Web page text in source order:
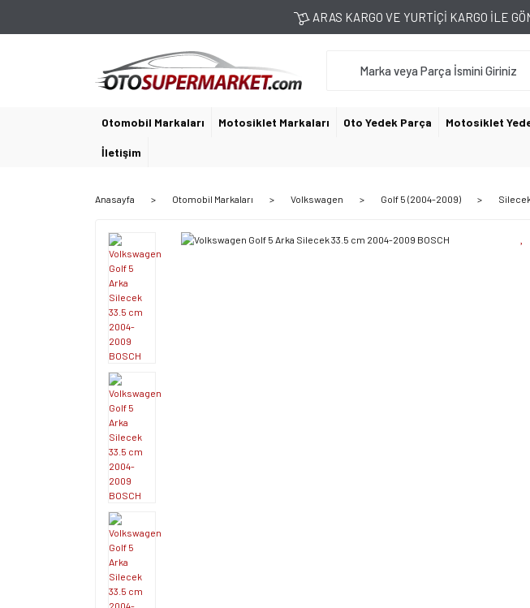
ARAS KARGO VE YURTİÇİ KARGO İLE
Otomobil Markaları Motosiklet Markaları Oto Yedek Parça Motosiklet
İletişim
Anasayfa Otomobil Markaları Volkswagen Golf 5 (2004-2009)